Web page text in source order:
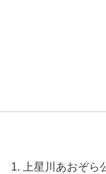
上星川あおぞ